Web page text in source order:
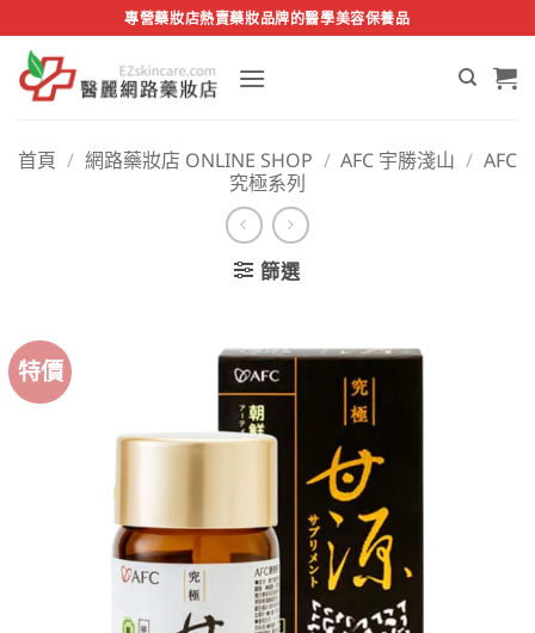
to
content
專營藥妝店熱賣藥妝品牌的醫學美容保養品
首頁 / 網路藥妝店 ONLINE SHOP / AFC 宇勝淺山 / AFC
究極系列
篩選
特價